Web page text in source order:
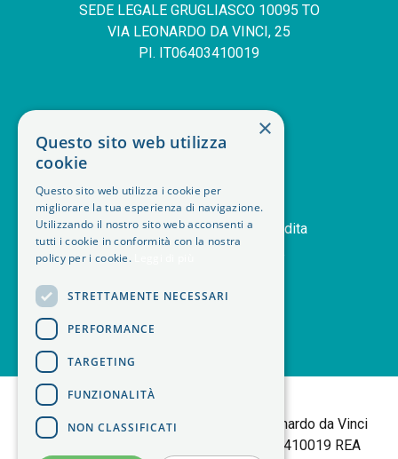
SEDE LEGALE GRUGLIASCO 10095 TO
VIA LEONARDO DA VINCI, 25
PI. IT06403410019
SERVIZIO CLIENTI
deskphone +39 011 408 14 28
orders Storico ordini
handshake Termini e condizioni di vendita
delivery_truck_speed
B+M isol TortallaSede Legale: Via Leonardo da Vinci
25 | 10095 Grugliasco (TO) P.IVA 06403410019 REA
×
Questo sito web utilizza
cookie
Questo sito web utilizza i cookie per
migliorare la tua esperienza di navigazione.
Utilizzando il nostro sito web acconsenti a
tutti i cookie in conformità con la nostra
policy per i cookie.
STRETTAMENTE NECESSARI
PERFORMANCE
TARGETING
FUNZIONALITÀ
NON CLASSIFICATI